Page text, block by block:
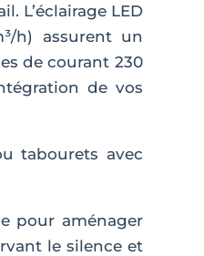
L’éclairage LED
h) assurent un
de courant 230
de vos
tabourets avec
pour aménager
le silence et